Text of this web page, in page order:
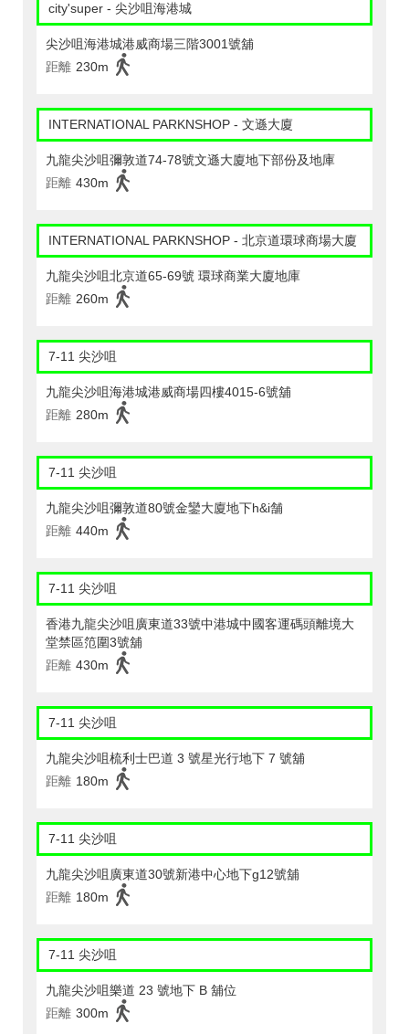
city'super - 尖沙咀海港城
尖沙咀海港城港威商場三階3001號舖
距離 230m
INTERNATIONAL PARKNSHOP - 文遜大廈
九龍尖沙咀彌敦道74-78號文遜大廈地下部份及地庫
距離 430m
INTERNATIONAL PARKNSHOP - 北京道環球商場大廈
九龍尖沙咀北京道65-69號 環球商業大廈地庫
距離 260m
7-11 尖沙咀
九龍尖沙咀海港城港威商場四樓4015-6號舖
距離 280m
7-11 尖沙咀
九龍尖沙咀彌敦道80號金鑾大廈地下h&i舗
距離 440m
7-11 尖沙咀
香港九龍尖沙咀廣東道33號中港城中國客運碼頭離境大
堂禁區笵圍3號舖
距離 430m
7-11 尖沙咀
九龍尖沙咀梳利士巴道 3 號星光行地下 7 號舖
距離 180m
7-11 尖沙咀
九龍尖沙咀廣東道30號新港中心地下g12號舖
距離 180m
7-11 尖沙咀
九龍尖沙咀樂道 23 號地下 B 舖位
距離 300m